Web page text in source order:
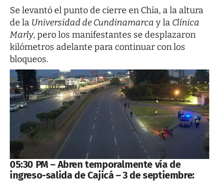
Se levantó el punto de cierre en Chía, a la altura
de la Universidad de Cundinamarca y la Clínica
Marly, pero los manifestantes se desplazaron
kilómetros adelante para continuar con los
bloqueos.
05:30 PM – Abren temporalmente vía de
ingreso-salida de Cajicá – 3 de septiembre: